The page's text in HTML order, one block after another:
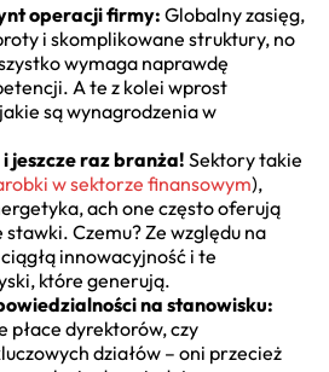
operacji firmy: Globalny zasięg,
i skomplikowane struktury, no
wymaga naprawdę
A te z kolei wprost
są wynagrodzenia w
jeszcze raz branża! Sektory takie
w sektorze finansowym),
ach one często oferują
stawki. Czemu? Ze względu na
innowacyjność i te
które generują.
na stanowisku:
płace dyrektorów, czy
działów – oni przecież